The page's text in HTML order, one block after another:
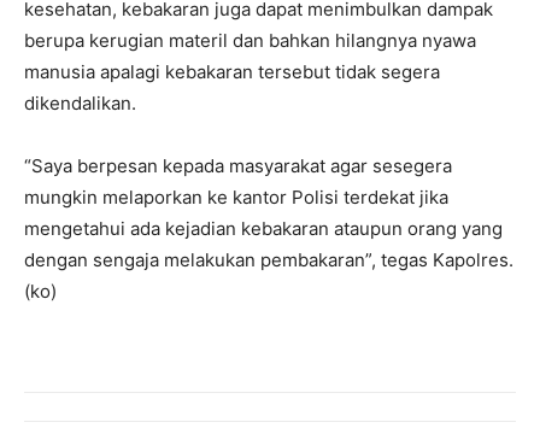
kesehatan, kebakaran juga dapat menimbulkan dampak
berupa kerugian materil dan bahkan hilangnya nyawa
manusia apalagi kebakaran tersebut tidak segera
dikendalikan.
“Saya berpesan kepada masyarakat agar sesegera
mungkin melaporkan ke kantor Polisi terdekat jika
mengetahui ada kejadian kebakaran ataupun orang yang
dengan sengaja melakukan pembakaran”, tegas Kapolres.
(ko)